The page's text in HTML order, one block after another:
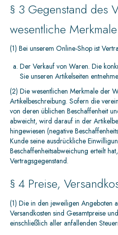
§ 3 Gegenstand des
wesentliche
(1) Bei unserem Online-Shop ist
Der Verkauf von Waren. Die
Sie unseren Artikelseiten
(2) Die wesentlichen Merkmale der
Artikelbeschreibung. Sofern die
von deren üblichen Beschaffenheit
abweicht, wird darauf in der
hingewiesen (negative
Kunde seine ausdrückliche
Beschaffenheitsabweichung erteilt
Vertragsgegenstand.
§ 4 Preise,
(1) Die in den jeweiligen Angeboten
Versandkosten sind Gesamtpreise
einschließlich aller anfallenden